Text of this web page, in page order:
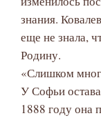
знания.
еще не знала,
Родину.
«Слишком
У Софьи
1888 году она